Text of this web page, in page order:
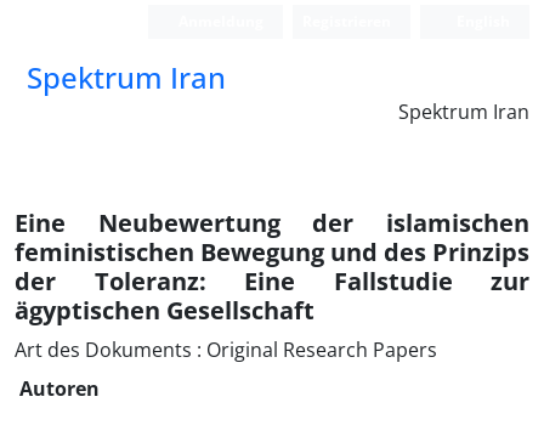
Spektrum Iran
Spektrum Iran
Eine Neubewertung der islamischen
feministischen Bewegung und des Prinzips
der Toleranz: Eine Fallstudie zur
ägyptischen Gesellschaft
Art des Dokuments : Original Research Papers
Autoren